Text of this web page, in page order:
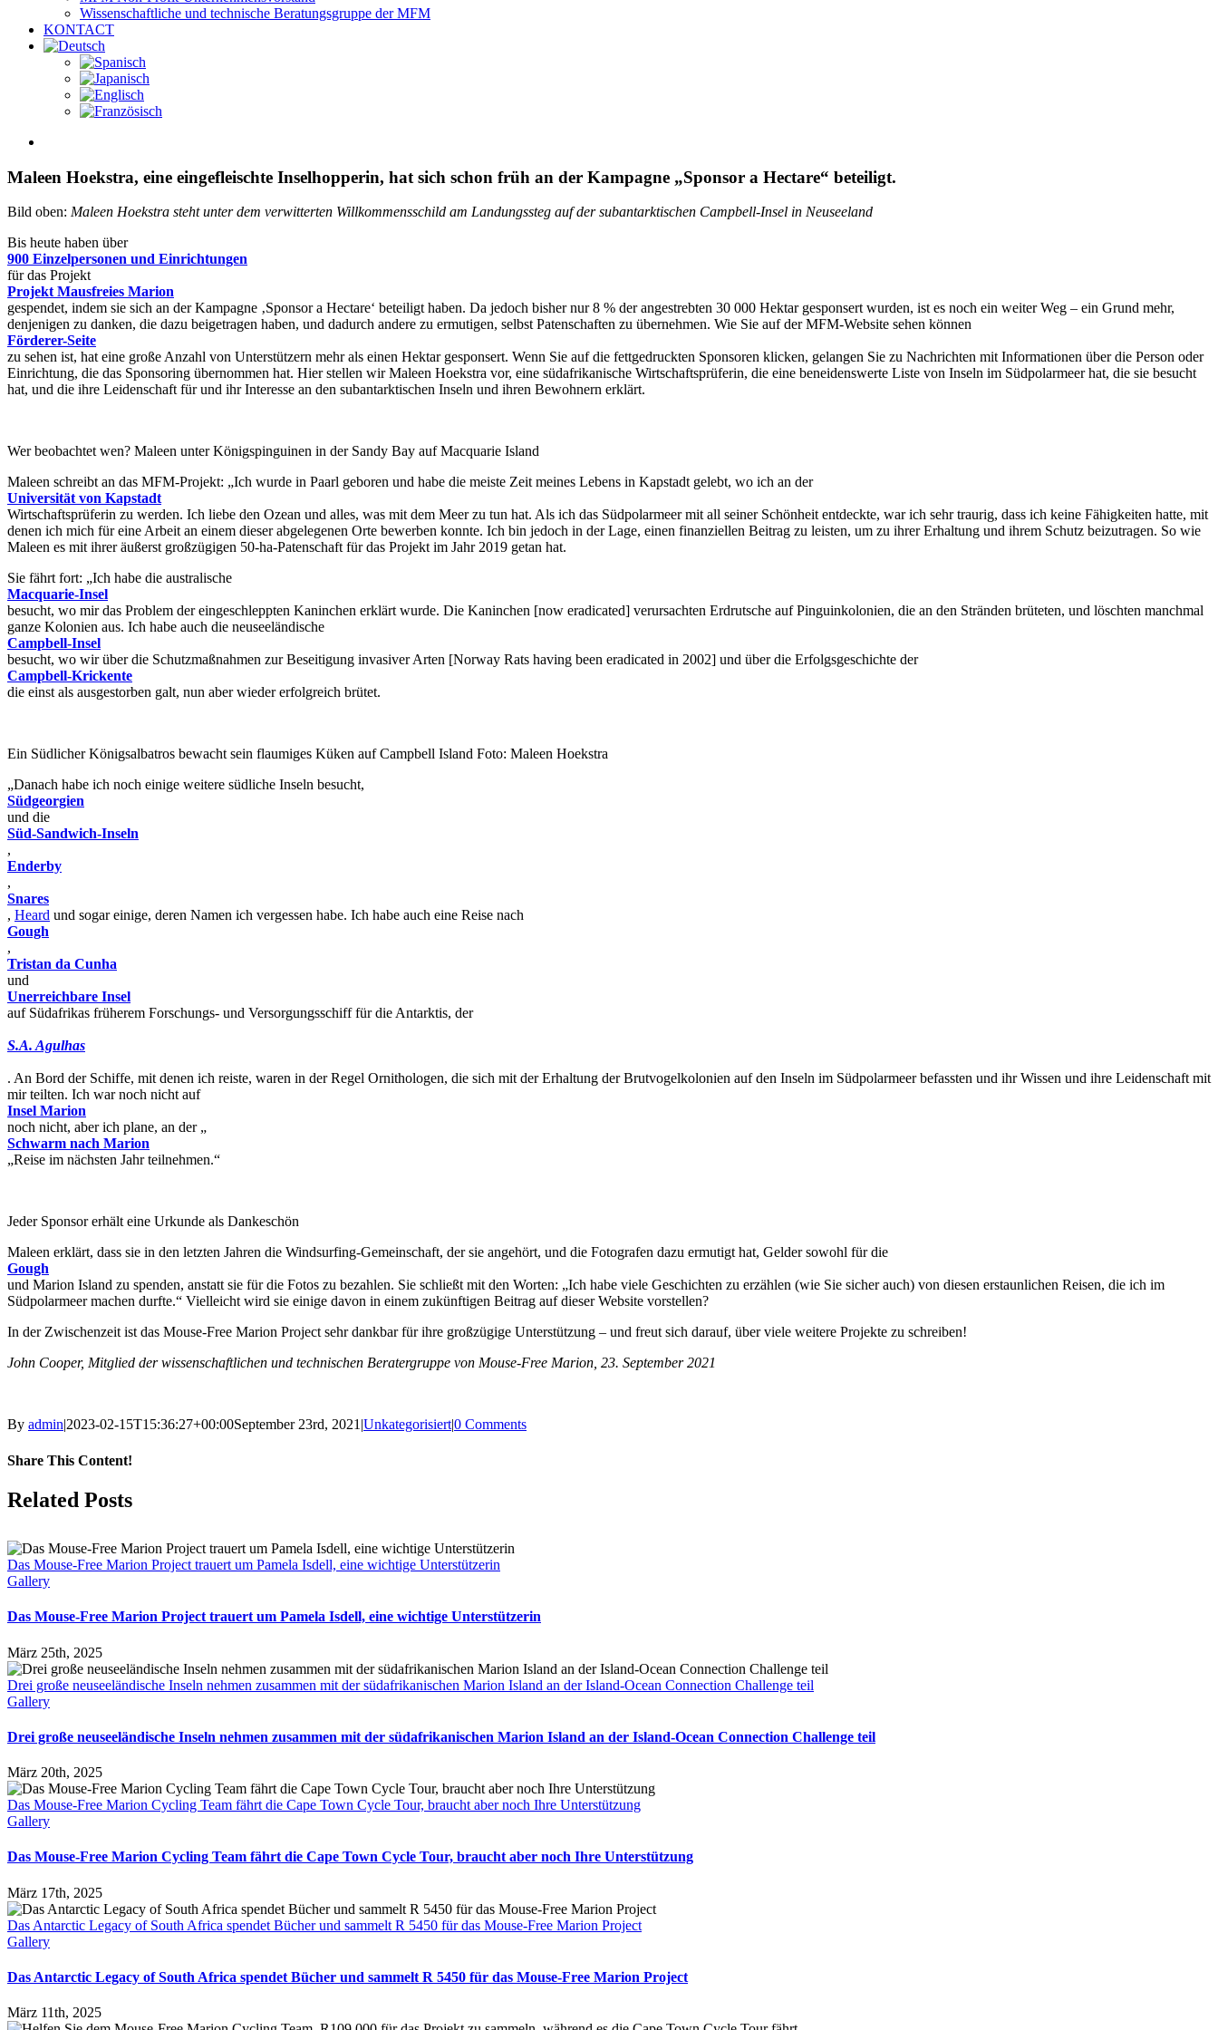
Wissenschaftliche und technische Beratungsgruppe der MFM
KONTACT
Image
Maleen Hoekstra, eine eingefleischte Inselhopperin, hat sich schon früh an der Kampagne „Sponsor a Hectare“ beteiligt.
Bild oben: Maleen Hoekstra steht unter dem verwitterten Willkommensschild am Landungssteg auf der subantarktischen Campbell-Insel in Neuseeland
Bis heute haben über
900 Einzelpersonen und Einrichtungen
für das Projekt
Projekt Mausfreies Marion
gespendet, indem sie sich an der Kampagne ‚Sponsor a Hectare‘ beteiligt haben. Da jedoch bisher nur 8 % der angestrebten 30 000 Hektar gesponsert wurden, ist es noch ein weiter Weg – ein Grund mehr,
denjenigen zu danken, die dazu beigetragen haben, und dadurch andere zu ermutigen, selbst Patenschaften zu übernehmen. Wie Sie auf der MFM-Website sehen können
Förderer-Seite
zu sehen ist, hat eine große Anzahl von Unterstützern mehr als einen Hektar gesponsert. Wenn Sie auf die fettgedruckten Sponsoren klicken, gelangen Sie zu Nachrichten mit Informationen über die Person oder
Einrichtung, die das Sponsoring übernommen hat. Hier stellen wir Maleen Hoekstra vor, eine südafrikanische Wirtschaftsprüferin, die eine beneidenswerte Liste von Inseln im Südpolarmeer hat, die sie besucht
hat, und die ihre Leidenschaft für und ihr Interesse an den subantarktischen Inseln und ihren Bewohnern erklärt.
Wer beobachtet wen? Maleen unter Königspinguinen in der Sandy Bay auf Macquarie Island
Maleen schreibt an das MFM-Projekt: „Ich wurde in Paarl geboren und habe die meiste Zeit meines Lebens in Kapstadt gelebt, wo ich an der
Universität von Kapstadt
Wirtschaftsprüferin zu werden. Ich liebe den Ozean und alles, was mit dem Meer zu tun hat. Als ich das Südpolarmeer mit all seiner Schönheit entdeckte, war ich sehr traurig, dass ich keine Fähigkeiten hatte, mit
denen ich mich für eine Arbeit an einem dieser abgelegenen Orte bewerben konnte. Ich bin jedoch in der Lage, einen finanziellen Beitrag zu leisten, um zu ihrer Erhaltung und ihrem Schutz beizutragen. So wie
Maleen es mit ihrer äußerst großzügigen 50-ha-Patenschaft für das Projekt im Jahr 2019 getan hat.
Sie fährt fort: „Ich habe die australische
Macquarie-Insel
besucht, wo mir das Problem der eingeschleppten Kaninchen erklärt wurde. Die Kaninchen [now eradicated] verursachten Erdrutsche auf Pinguinkolonien, die an den Stränden brüteten, und löschten manchmal
ganze Kolonien aus. Ich habe auch die neuseeländische
Campbell-Insel
besucht, wo wir über die Schutzmaßnahmen zur Beseitigung invasiver Arten [Norway Rats having been eradicated in 2002] und über die Erfolgsgeschichte der
Campbell-Krickente
die einst als ausgestorben galt, nun aber wieder erfolgreich brütet.
Ein Südlicher Königsalbatros bewacht sein flaumiges Küken auf Campbell Island Foto: Maleen Hoekstra
„Danach habe ich noch einige weitere südliche Inseln besucht,
Südgeorgien
und die
Süd-Sandwich-Inseln
,
Enderby
,
Snares
, Heard und sogar einige, deren Namen ich vergessen habe. Ich habe auch eine Reise nach
Gough
,
Tristan da Cunha
und
Unerreichbare Insel
auf Südafrikas früherem Forschungs- und Versorgungsschiff für die Antarktis, der
S.A. Agulhas
. An Bord der Schiffe, mit denen ich reiste, waren in der Regel Ornithologen, die sich mit der Erhaltung der Brutvogelkolonien auf den Inseln im Südpolarmeer befassten und ihr Wissen und ihre Leidenschaft mit
mir teilten. Ich war noch nicht auf
Insel Marion
noch nicht, aber ich plane, an der „
Schwarm nach Marion
„Reise im nächsten Jahr teilnehmen.“
Jeder Sponsor erhält eine Urkunde als Dankeschön
Maleen erklärt, dass sie in den letzten Jahren die Windsurfing-Gemeinschaft, der sie angehört, und die Fotografen dazu ermutigt hat, Gelder sowohl für die
Gough
und Marion Island zu spenden, anstatt sie für die Fotos zu bezahlen. Sie schließt mit den Worten: „Ich habe viele Geschichten zu erzählen (wie Sie sicher auch) von diesen erstaunlichen Reisen, die ich im
Südpolarmeer machen durfte.“ Vielleicht wird sie einige davon in einem zukünftigen Beitrag auf dieser Website vorstellen?
In der Zwischenzeit ist das Mouse-Free Marion Project sehr dankbar für ihre großzügige Unterstützung – und freut sich darauf, über viele weitere Projekte zu schreiben!
John Cooper, Mitglied der wissenschaftlichen und technischen Beratergruppe von Mouse-Free Marion, 23. September 2021
By admin|2023-02-15T15:36:27+00:00September 23rd, 2021|Unkategorisiert|0 Comments
Share This Content!
Facebook
X
LinkedIn
WhatsApp
Tumblr
Pinterest
Email
Related Posts
Das Mouse-Free Marion Project trauert um Pamela Isdell, eine wichtige Unterstützerin
Gallery
Das Mouse-Free Marion Project trauert um Pamela Isdell, eine wichtige Unterstützerin
März 25th, 2025
Drei große neuseeländische Inseln nehmen zusammen mit der südafrikanischen Marion Island an der Island-Ocean Connection Challenge teil
Gallery
Drei große neuseeländische Inseln nehmen zusammen mit der südafrikanischen Marion Island an der Island-Ocean Connection Challenge teil
März 20th, 2025
Das Mouse-Free Marion Cycling Team fährt die Cape Town Cycle Tour, braucht aber noch Ihre Unterstützung
Gallery
Das Mouse-Free Marion Cycling Team fährt die Cape Town Cycle Tour, braucht aber noch Ihre Unterstützung
März 17th, 2025
Das Antarctic Legacy of South Africa spendet Bücher und sammelt R 5450 für das Mouse-Free Marion Project
Gallery
Das Antarctic Legacy of South Africa spendet Bücher und sammelt R 5450 für das Mouse-Free Marion Project
März 11th, 2025